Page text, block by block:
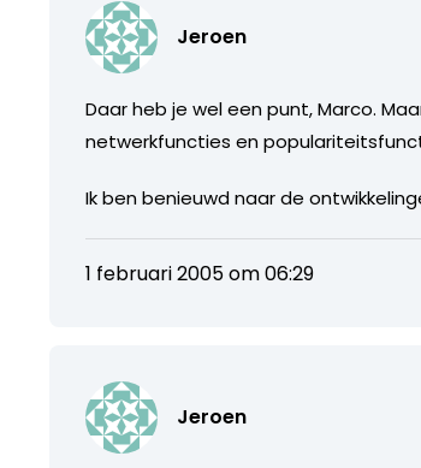
Jeroen
Daar heb je wel een punt, Marco.
netwerkfuncties en
Ik ben benieuwd naar de
1 februari 2005 om 06:29
Jeroen